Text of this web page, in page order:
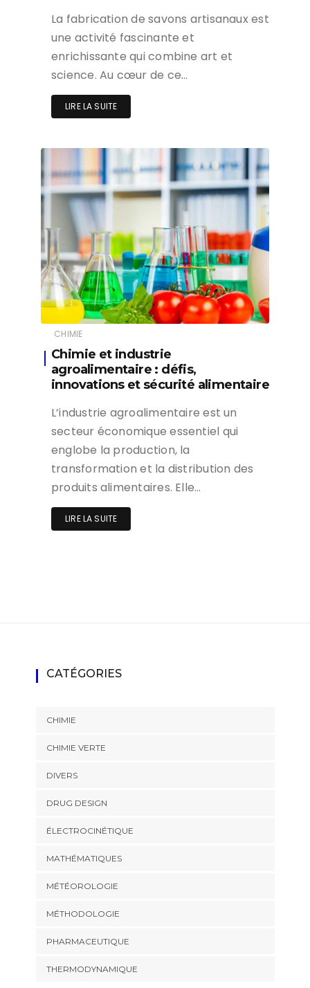
La fabrication de savons artisanaux est
une activité fascinante et
enrichissante qui combine art et
science. Au cœur de ce…
LIRE LA SUITE
CHIMIE
Chimie et industrie
agroalimentaire : défis,
innovations et sécurité alimentaire
L’industrie agroalimentaire est un
secteur économique essentiel qui
englobe la production, la
transformation et la distribution des
produits alimentaires. Elle…
LIRE LA SUITE
CATÉGORIES
CHIMIE
CHIMIE VERTE
DIVERS
DRUG DESIGN
ÉLECTROCINÉTIQUE
MATHÉMATIQUES
MÉTÉOROLOGIE
MÉTHODOLOGIE
PHARMACEUTIQUE
THERMODYNAMIQUE